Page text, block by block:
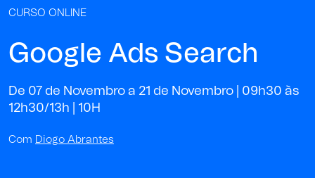
CURSO ONLINE
Google Ads Search
De 07 de Novembro a 21 de Novembro | 09h30 às
12h30/13h | 10H
Com Diogo Abrantes